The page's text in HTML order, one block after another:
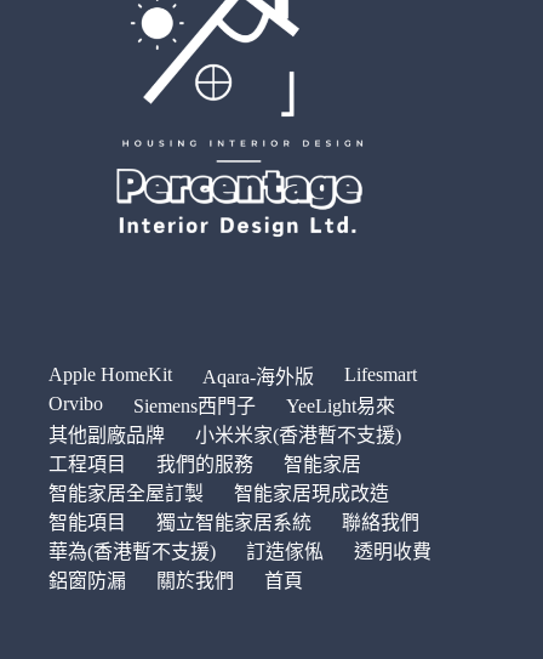
Apple HomeKit Aqara-海外版
Lifesmart
Orvibo
Siemens西門子
YeeLight易來
其他副廠品牌
小米米家(香港暫不支援)
工程項目
我們的服務
智能家居
智能家居全屋訂製
智能家居現成改造
智能項目
獨立智能家居系統
聯絡我們
華為(香港暫不支援)
訂造傢俬
透明收費
鋁窗防漏
關於我們 首頁